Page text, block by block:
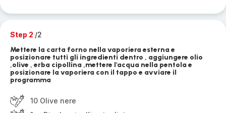
Step 2 /2
Mettere la carta forno nella vaporiera esterna e
posizionare tutti gli ingredienti dentro , aggiungere olio
,olive , erba cipollina ,mettere l'acqua nella pentola e
posizionare la vaporiera con il tappo e avviare il
programma
10 Olive nere